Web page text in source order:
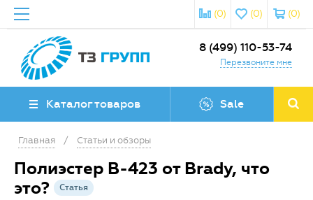
(0)
(0)
(0)
8 (499) 110-53-74
Перезвоните мне
Каталог товаров Sale
Главная / Статьи и обзоры
Полиэстер B-423 от Brady, что
это?
Статья